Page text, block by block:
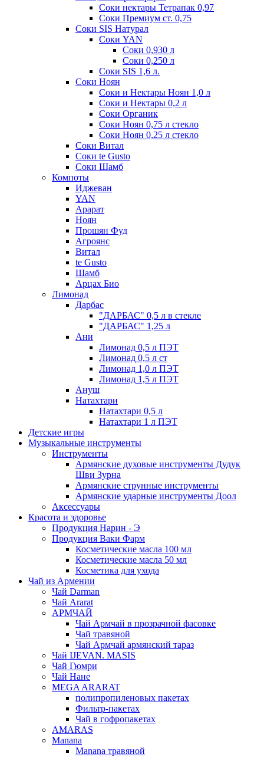
Соки нектары Тетрапак 0,97
Соки Премиум ст. 0,75
Соки SIS Натурал
Соки YAN
Соки 0,930 л
Соки 0,250 л
Соки SIS 1,6 л.
Соки Ноян
Соки и Нектары Ноян 1,0 л
Соки и Нектары 0,2 л
Соки Органик
Соки Ноян 0,75 л стекло
Соки Ноян 0,25 л стекло
Соки Витал
Соки te Gusto
Соки Шамб
Компоты
Иджеван
YAN
Арарат
Ноян
Прошян Фуд
Агроянс
Витал
te Gusto
Шамб
Арцах Био
Лимонад
Дарбас
"ДАРБАС" 0,5 л в стекле
"ДАРБАС" 1,25 л
Ани
Лимонад 0,5 л ПЭТ
Лимонад 0,5 л ст
Лимонад 1,0 л ПЭТ
Лимонад 1,5 л ПЭТ
Ануш
Натахтари
Натахтари 0,5 л
Натахтари 1 л ПЭТ
Детские игры
Музыкальные инструменты
Инструменты
Армянские духовые инструменты Дудук
Шви Зурна
Армянские струнные инструменты
Армянские ударные инструменты Доол
Аксессуары
Красота и здоровье
Продукция Нарин - Э
Продукция Ваки Фарм
Косметические масла 100 мл
Косметические масла 50 мл
Косметика для ухода
Чай из Армении
Чай Darman
Чай Ararat
АРМЧАЙ
Чай Армчай в прозрачной фасовке
Чай травяной
Чай Армчай армянский тараз
Чай IJEVAN. MASIS
Чай Гюмри
Чай Нане
MEGA ARARAT
полипропиленовых пакетах
Фильтр-пакетах
Чай в гофропакетах
AMARAS
Manana
Manana травяной